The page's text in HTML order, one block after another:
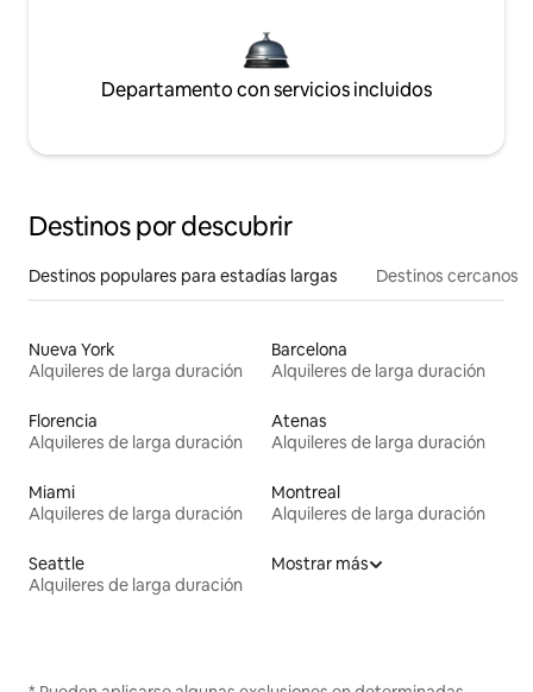
Departamento con servicios incluidos
Destinos por descubrir
Destinos populares para estadías largas Destinos cercanos
Nueva York
Alquileres de larga duración
Barcelona
Alquileres de larga duración
Florencia
Alquileres de larga duración
Atenas
Alquileres de larga duración
Miami
Alquileres de larga duración
Montreal
Alquileres de larga duración
Seattle
Alquileres de larga duración
Mostrar más